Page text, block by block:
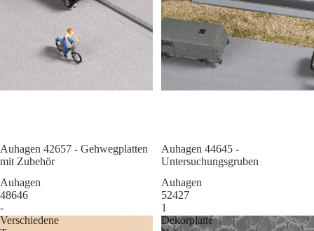
Auhagen 42657 - Gehwegplatten
mit Zubehör
Sale
Auhagen 44645 -
Untersuchungsgruben
Auhagen
48646
-
Verschiedene
Auhagen
52427
1
Dekorplatte